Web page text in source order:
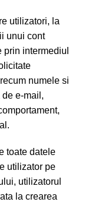
utilizatori, la
unui cont
intermediul
numele si
e-mail,
toate datele
utilizator pe
utilizatorul
la crearea